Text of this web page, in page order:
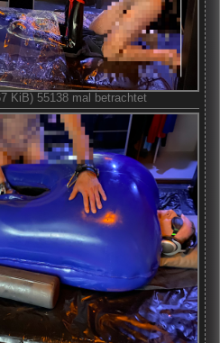
KiB) 55138 mal betrachtet